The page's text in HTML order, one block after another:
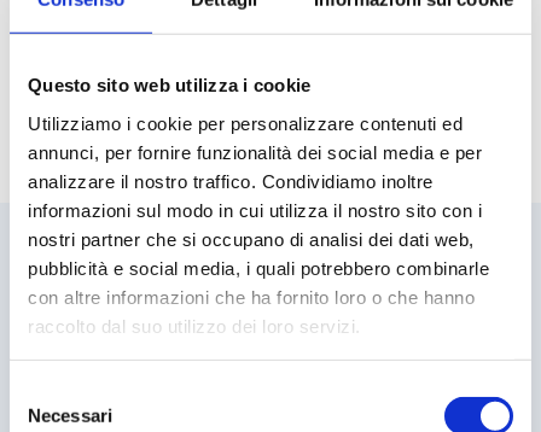
Questo sito web utilizza i cookie
Utilizziamo i cookie per personalizzare contenuti ed
annunci, per fornire funzionalità dei social media e per
analizzare il nostro traffico. Condividiamo inoltre
informazioni sul modo in cui utilizza il nostro sito con i
nostri partner che si occupano di analisi dei dati web,
pubblicità e social media, i quali potrebbero combinarle
con altre informazioni che ha fornito loro o che hanno
raccolto dal suo utilizzo dei loro servizi.
delNecessari
comportamento del cane.
Se sei stanca di verità assolute e sei
disposta a lavorare su te stessa e
sulla relazione con il tuo cane, sei